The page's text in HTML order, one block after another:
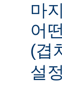
마
어
(겹
설